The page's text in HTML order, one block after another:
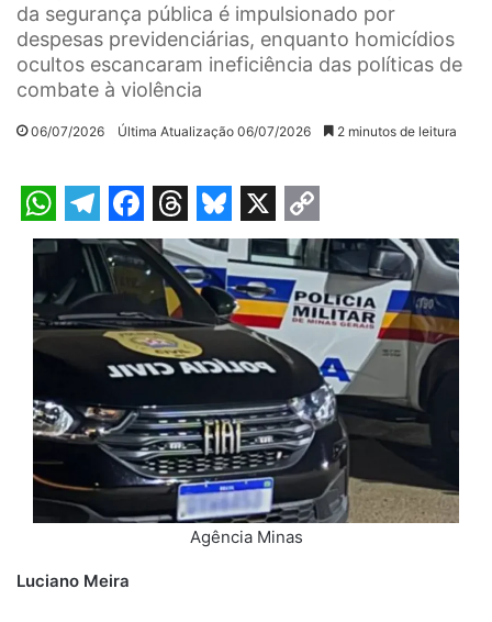
da segurança pública é impulsionado por
despesas previdenciárias, enquanto homicídios
ocultos escancaram ineficiência das políticas de
combate à violência
06/07/2026 Última Atualização 06/07/2026 2 minutos de leitura
W
a
t
A
p
p
T
e
l
e
r
a
m
F
a
c
e
b
o
o
k
T
h
r
e
a
d
s
B
l
u
e
s
k
y
X C
o
p
y
L
i
n
k
Agência Minas
Luciano Meira